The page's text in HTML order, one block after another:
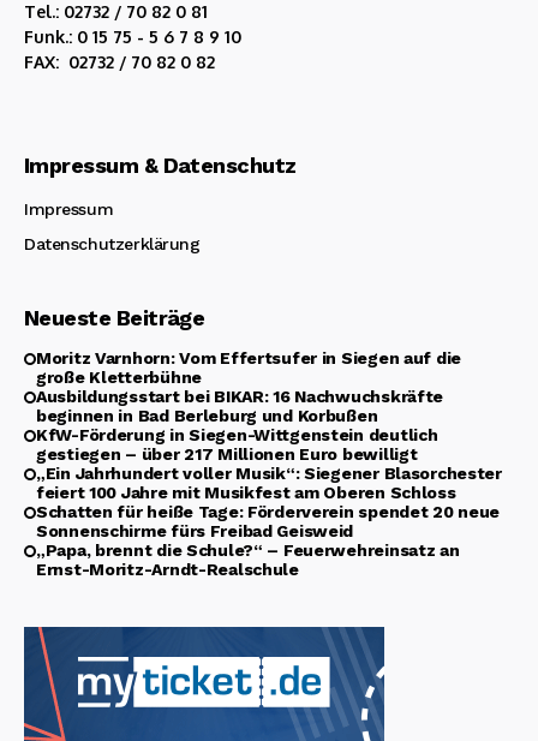
Tel.: 02732 / 70 82 0 81
Funk.: 0 15 75 - 5 6 7 8 9 10
FAX: 02732 / 70 82 0 82
Impressum & Datenschutz
Impressum
Datenschutzerklärung
Neueste Beiträge
Moritz Varnhorn: Vom Effertsufer in Siegen auf die
große Kletterbühne
Ausbildungsstart bei BIKAR: 16 Nachwuchskräfte
beginnen in Bad Berleburg und Korbußen
KfW-Förderung in Siegen-Wittgenstein deutlich
gestiegen – über 217 Millionen Euro bewilligt
„Ein Jahrhundert voller Musik“: Siegener Blasorchester
feiert 100 Jahre mit Musikfest am Oberen Schloss
Schatten für heiße Tage: Förderverein spendet 20 neue
Sonnenschirme fürs Freibad Geisweid
„Papa, brennt die Schule?“ – Feuerwehreinsatz an
Ernst-Moritz-Arndt-Realschule